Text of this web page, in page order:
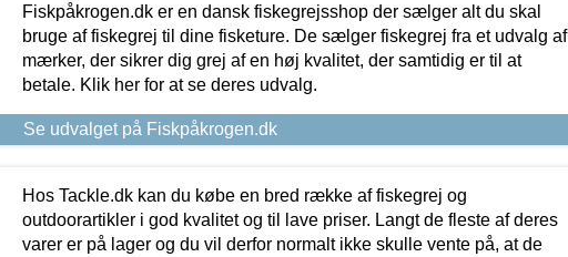
Fiskpåkrogen.dk er en dansk fiskegrejsshop der sælger alt du skal
bruge af fiskegrej til dine fisketure. De sælger fiskegrej fra et udvalg af
mærker, der sikrer dig grej af en høj kvalitet, der samtidig er til at
betale. Klik her for at se deres udvalg.
Se udvalget på Fiskpåkrogen.dk
Hos Tackle.dk kan du købe en bred række af fiskegrej og
outdoorartikler i god kvalitet og til lave priser. Langt de fleste af deres
varer er på lager og du vil derfor normalt ikke skulle vente på, at de